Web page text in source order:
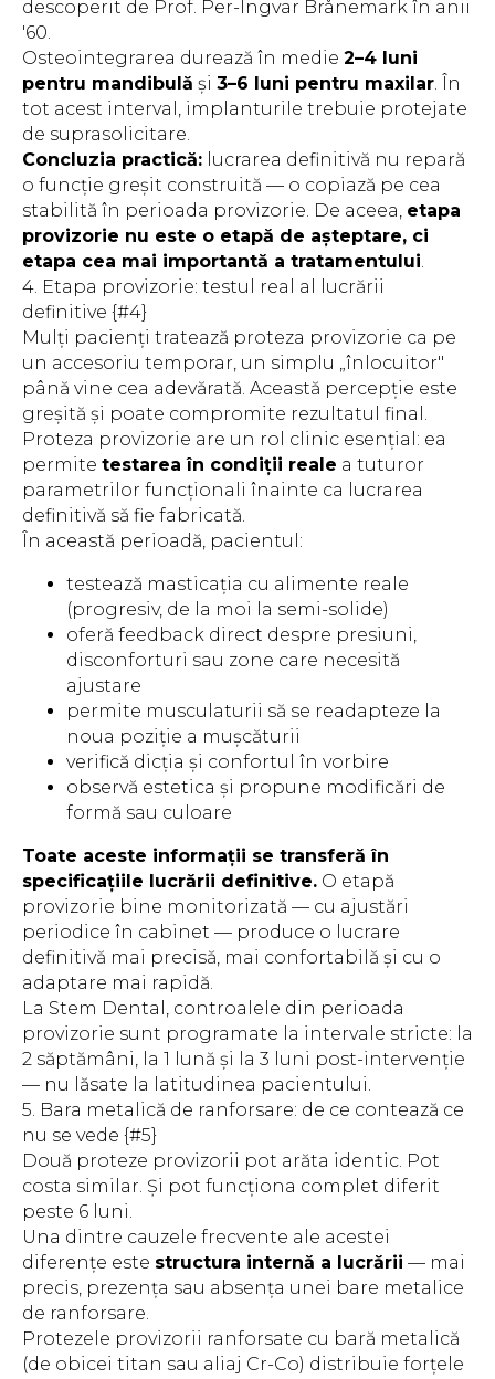
descoperit de Prof. Per-Ingvar Brånemark în anii
'60.
Osteointegrarea durează în medie 2–4 luni
pentru mandibulă și 3–6 luni pentru maxilar. În
tot acest interval, implanturile trebuie protejate
de suprasolicitare.
Concluzia practică: lucrarea definitivă nu repară
o funcție greșit construită — o copiază pe cea
stabilită în perioada provizorie. De aceea, etapa
provizorie nu este o etapă de așteptare, ci
etapa cea mai importantă a tratamentului.
4. Etapa provizorie: testul real al lucrării
definitive {#4}
Mulți pacienți tratează proteza provizorie ca pe
un accesoriu temporar, un simplu „înlocuitor"
până vine cea adevărată. Această percepție este
greșită și poate compromite rezultatul final.
Proteza provizorie are un rol clinic esențial: ea
permite testarea în condiții reale a tuturor
parametrilor funcționali înainte ca lucrarea
definitivă să fie fabricată.
În această perioadă, pacientul:
testează masticația cu alimente reale
(progresiv, de la moi la semi-solide)
oferă feedback direct despre presiuni,
disconforturi sau zone care necesită
ajustare
permite musculaturii să se readapteze la
noua poziție a mușcăturii
verifică dicția și confortul în vorbire
observă estetica și propune modificări de
formă sau culoare
Toate aceste informații se transferă în
specificațiile lucrării definitive. O etapă
provizorie bine monitorizată — cu ajustări
periodice în cabinet — produce o lucrare
definitivă mai precisă, mai confortabilă și cu o
adaptare mai rapidă.
La Stem Dental, controalele din perioada
provizorie sunt programate la intervale stricte: la
2 săptămâni, la 1 lună și la 3 luni post-intervenție
— nu lăsate la latitudinea pacientului.
5. Bara metalică de ranforsare: de ce contează ce
nu se vede {#5}
Două proteze provizorii pot arăta identic. Pot
costa similar. Și pot funcționa complet diferit
peste 6 luni.
Una dintre cauzele frecvente ale acestei
diferențe este structura internă a lucrării — mai
precis, prezența sau absența unei bare metalice
de ranforsare.
Protezele provizorii ranforsate cu bară metalică
(de obicei titan sau aliaj Cr-Co) distribuie forțele